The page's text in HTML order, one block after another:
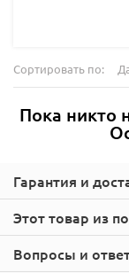
Этот товар из
Гарантия и
Сортировать по:
Пока никто
Вопросы и